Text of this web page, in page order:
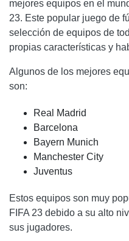
mejores equipos en el
23. Este popular juego de
selección de equipos de
propias características y
Algunos de los mejores
son:
Real Madrid
Barcelona
Bayern Munich
Manchester City
Juventus
Estos equipos son muy
FIFA 23 debido a su alto
sus jugadores.